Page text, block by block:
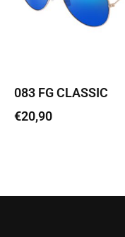
083 FG CLASSIC
€20,90